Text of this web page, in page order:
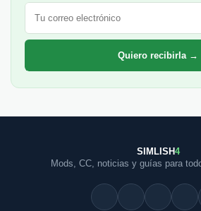
Correo electrónico
Quiero recibirla →
SIMLISH4
Mods, CC, noticias y guías para